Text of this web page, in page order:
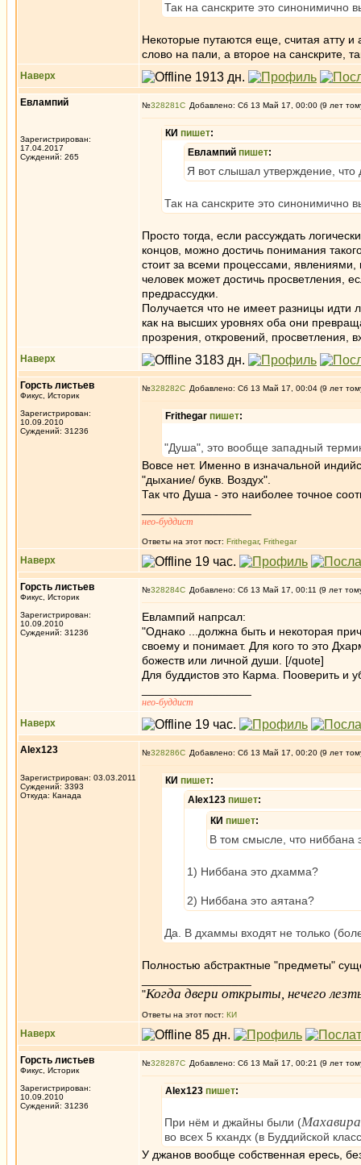
Так на санскрите это
Некоторые путаются еще, считая атту
слово на пали, а второе на санскрите,
Наверх
Евлампий
Зарегистрирован:
17.04.2017
Суждений: 265
№328281 Добавлено: Сб 13 Май 17, 00:00 (9 лет
КИ пишет:
Евлампий пишет:
Я вот слышал утверждение,
Так на санскрите это
Просто тогда, если рассуждать
концов, можно достичь понимания
стоит за всеми процессами,
человек может достичь просветления,
предрассудки.
Получается что не имеет разницы идти
как на высших уровнях оба они
прозрения, откровений, просветления,
Наверх
Горсть листьев
Фикус, Историк
Зарегистрирован:
10.09.2010
Суждений: 31236
№328282 Добавлено: Сб 13 Май 17, 00:04 (9 лет
Frithegar пишет:
"Душа", это вообще западный
Вовсе нет. Именно в изначальной
"дыхание/ букв. Воздух".
Так что Душа - это наиболее точное
нео-буддист
Ответы на этот пост: Frithegar, Frithegar
Наверх
Горсть листьев
Фикус, Историк
Зарегистрирован:
10.09.2010
Суждений: 31236
№328284 Добавлено: Сб 13 Май 17, 00:11 (9 лет
Евлампий напрсал:
"Однако ...должна быть и некоторая
своему и понимает. Для кого то это
божеств или личной души. [/quote]
Для буддистов это Карма. Пооверить и
нео-буддист
Наверх
Alex123
Зарегистрирован: 03.03.2011
Суждений: 3393
Откуда: Канада
№328286 Добавлено: Сб 13 Май 17, 00:20 (9 лет
КИ пишет:
Alex123 пишет:
КИ пишет:
В том смысле, что ниббана
1) Ниббана это дхамма?
2) Ниббана это аятана?
Да. В дхаммы входят не только
Полностью абстрактные "предметы"
"Когда двери открыты, нечего
Ответы на этот пост: КИ
Наверх
Горсть листьев
Фикус, Историк
Зарегистрирован:
10.09.2010
Суждений: 31236
№328287 Добавлено: Сб 13 Май 17, 00:21 (9 лет
Alex123 пишет:
При нём и джайны были (
во всех 5 кхандх (в Буддийской
У джанов вообще собственная ересь,